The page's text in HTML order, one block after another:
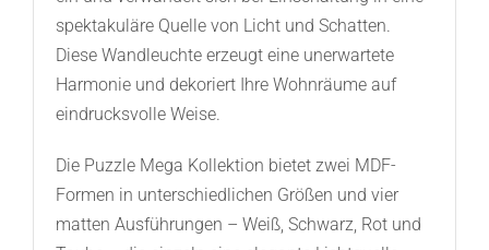
spektakuläre Quelle von Licht und Schatten.
Diese Wandleuchte erzeugt eine unerwartete
Harmonie und dekoriert Ihre Wohnräume auf
eindrucksvolle Weise.
Die Puzzle Mega Kollektion bietet zwei MDF-
Formen in unterschiedlichen Größen und vier
matten Ausführungen – Weiß, Schwarz, Rot und